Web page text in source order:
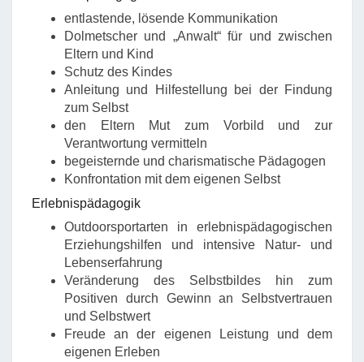
entlastende, lösende Kommunikation
Dolmetscher und „Anwalt“ für und zwischen
Eltern und Kind
Schutz des Kindes
Anleitung und Hilfestellung bei der Findung
zum Selbst
den Eltern Mut zum Vorbild und zur
Verantwortung vermitteln
begeisternde und charismatische Pädagogen
Konfrontation mit dem eigenen Selbst
Erlebnispädagogik
Outdoorsportarten in erlebnispädagogischen
Erziehungshilfen und intensive Natur- und
Lebenserfahrung
Veränderung des Selbstbildes hin zum
Positiven durch Gewinn an Selbstvertrauen
und Selbstwert
Freude an der eigenen Leistung und dem
eigenen Erleben